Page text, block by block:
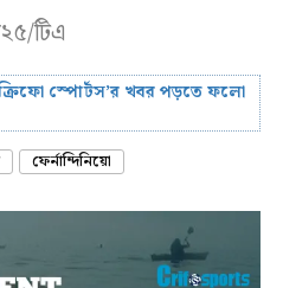
টিএ
স্পোর্টস’র খবর পড়তে ফলো
ফের্নান্দিনিয়ো